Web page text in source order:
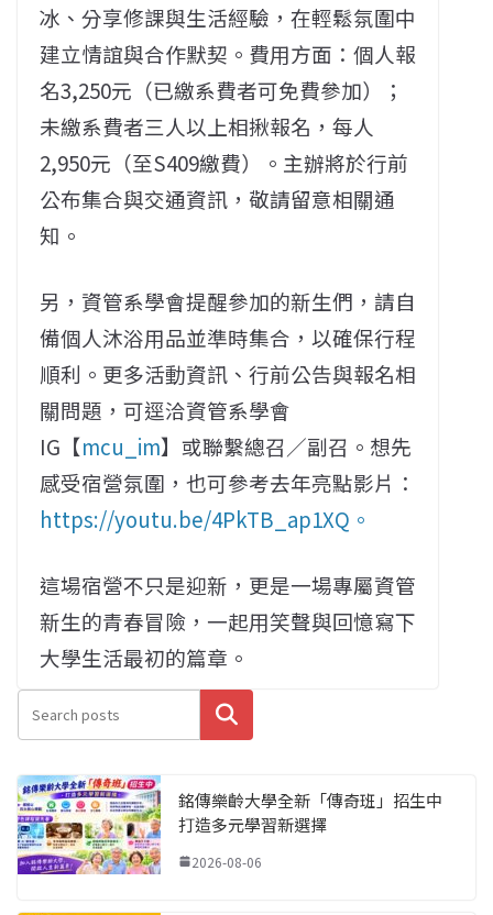
冰、分享修課與生活經驗，在輕鬆氛圍中
建立情誼與合作默契。費用方面：個人報
名3,250元（已繳系費者可免費參加）；
未繳系費者三人以上相揪報名，每人
2,950元（至S409繳費）。主辦將於行前
公布集合與交通資訊，敬請留意相關通
知。
另，資管系學會提醒參加的新生們，請自
備個人沐浴用品並準時集合，以確保行程
順利。更多活動資訊、行前公告與報名相
關問題，可逕洽資管系學會
IG【mcu_im】或聯繫總召／副召。想先
感受宿營氛圍，也可參考去年亮點影片：
https://youtu.be/4PkTB_ap1XQ。
這場宿營不只是迎新，更是一場專屬資管
新生的青春冒險，一起用笑聲與回憶寫下
大學生活最初的篇章。
搜尋
銘傳樂齡大學全新「傳奇班」招生中
打造多元學習新選擇
2026-08-06